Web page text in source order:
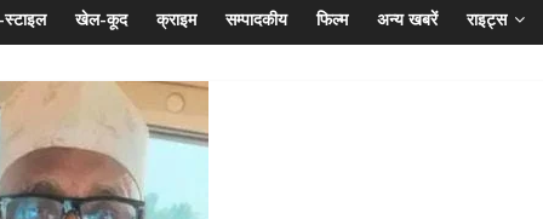
खेल-कूद क्राइम सम्पादकीय फिल्म अन्य खबरें राइट्स